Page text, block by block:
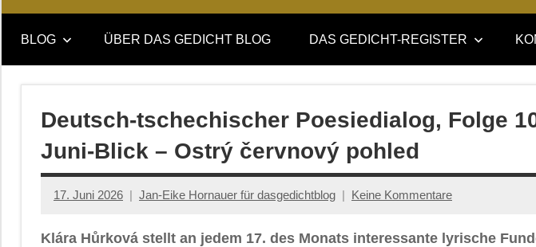
DAS
GEDICHT
blog
DAS
GEDICHT.
Zeitschrift
BLOG ÜBER DAS GEDICHT BLOG DAS GEDICHT-REGISTER
Deutsch-tschechischer Poesiedialog, Folge
Juni-Blick – Ostrý červnový pohled
17. Juni 2026 Jan-Eike Hornauer für dasgedichtblog Keine Kommentare
Klára Hůrková stellt an jedem 17. des Monats interessante lyrische